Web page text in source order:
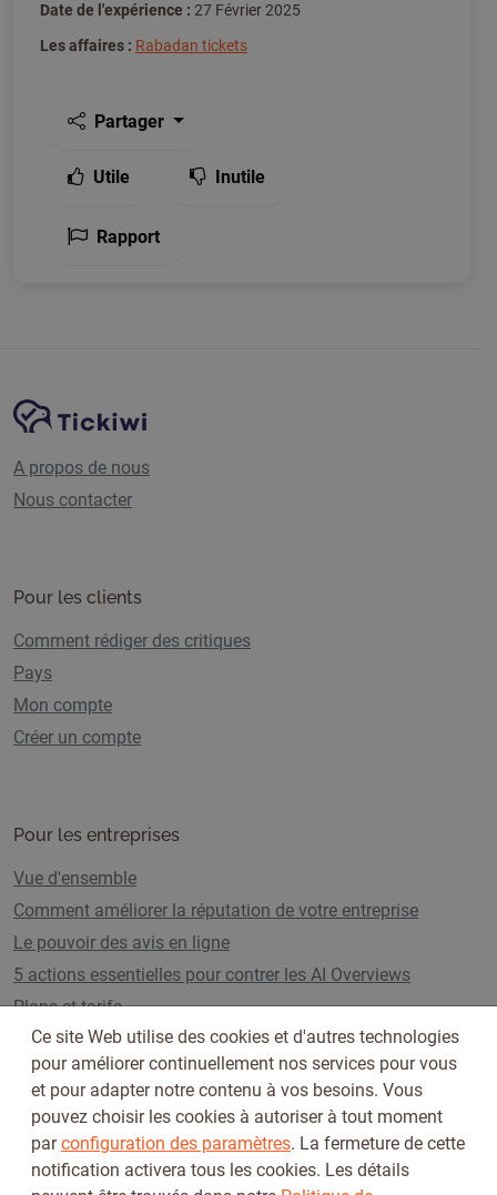
Date de l'expérience : 27 Février 2025
Les affaires : Rabadan tickets
Partager
Utile Inutile
Rapport
Navigation du sitePlate-forme Tickiwi
A propos de nous
Nous contacter
Pour les clients
Comment rédiger des critiques
Pays
Mon compte
Créer un compte
Pour les entreprises
Vue d'ensemble
Comment améliorer la réputation de votre entreprise
Le pouvoir des avis en ligne
5 actions essentielles pour contrer les AI Overviews
Plans et tarifs
Suivez-nous sur
Ce site Web utilise des cookies et d'autres technologies
pour améliorer continuellement nos services pour vous
et pour adapter notre contenu à vos besoins. Vous
pouvez choisir les cookies à autoriser à tout moment
parconfiguration des paramètres. La fermeture de cette
notification activera tous les cookies. Les détails